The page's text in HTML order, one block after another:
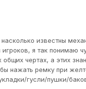
известны
я так понимаю
чертах, а этих
нажать ремку при
гусли/пушки/